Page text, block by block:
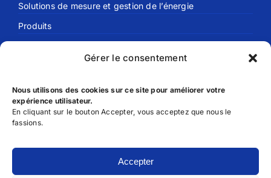
Gérer le consentement
Nous utilisons des cookies sur ce site pour améliorer votre
expérience utilisateur.
En cliquant sur le bouton Accepter, vous acceptez que nous le
fassions.
Accepter
Solutions de mesure et gestion de l’énergie
Produits
Liens utils
Déclaration de Confidentialité